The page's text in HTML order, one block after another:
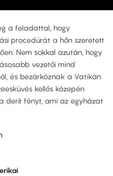
a feladattal, hogy
procedúrát a hőn szeretett
Nem sokkal azután, hogy
vezetői mind
és bezárkóznak a Vatikán
kellős közepén
derít fényt, ami az egyházat